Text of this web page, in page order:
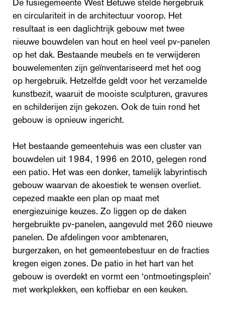
De fusiegemeente West Betuwe stelde hergebruik
en circulariteit in de architectuur voorop. Het
resultaat is een daglichtrijk gebouw met twee
nieuwe bouwdelen van hout en heel veel pv-panelen
op het dak. Bestaande meubels en te verwijderen
bouwelementen zijn geïnventariseerd met het oog
op hergebruik. Hetzelfde geldt voor het verzamelde
kunstbezit, waaruit de mooiste sculpturen, gravures
en schilderijen zijn gekozen. Ook de tuin rond het
gebouw is opnieuw ingericht.
Het bestaande gemeentehuis was een cluster van
bouwdelen uit 1984, 1996 en 2010, gelegen rond
een patio. Het was een donker, tamelijk labyrintisch
gebouw waarvan de akoestiek te wensen overliet.
cepezed maakte een plan op maat met
energiezuinige keuzes. Zo liggen op de daken
hergebruikte pv-panelen, aangevuld met 260 nieuwe
panelen. De afdelingen voor ambtenaren,
burgerzaken, en het gemeentebestuur en de fracties
kregen eigen zones. De patio in het hart van het
gebouw is overdekt en vormt een ‘ontmoetingsplein’
met werkplekken, een koffiebar en een keuken.